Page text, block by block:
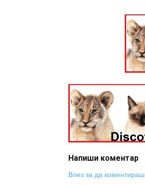
Напиши коментар
Влез за да коментираш